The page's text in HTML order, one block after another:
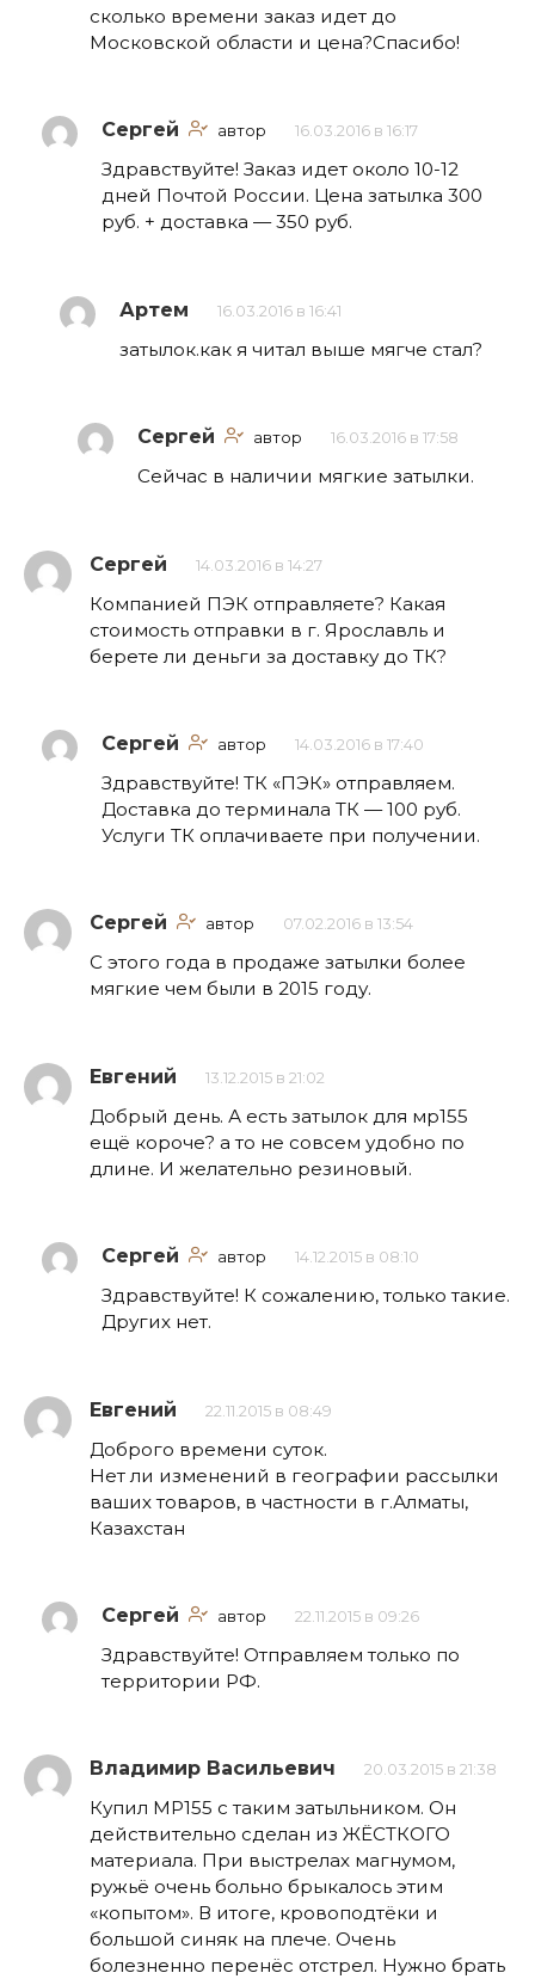
сколько времени заказ идет до
Московской области и цена?Спасибо!
Сергей автор 16.03.2016 в 16:17
Здравствуйте! Заказ идет около 10-12
дней Почтой России. Цена затылка 300
руб. + доставка — 350 руб.
Артем 16.03.2016 в 16:41
затылок.как я читал выше мягче стал?
Сергей автор 16.03.2016 в 17:58
Сейчас в наличии мягкие затылки.
Сергей 14.03.2016 в 14:27
Компанией ПЭК отправляете? Какая
стоимость отправки в г. Ярославль и
берете ли деньги за доставку до ТК?
Сергей автор 14.03.2016 в 17:40
Здравствуйте! ТК «ПЭК» отправляем.
Доставка до терминала ТК — 100 руб.
Услуги ТК оплачиваете при получении.
Сергей автор 07.02.2016 в 13:54
С этого года в продаже затылки более
мягкие чем были в 2015 году.
Евгений 13.12.2015 в 21:02
Добрый день. А есть затылок для мр155
ещё короче? а то не совсем удобно по
длине. И желательно резиновый.
Сергей автор 14.12.2015 в 08:10
Здравствуйте! К сожалению, только такие.
Других нет.
Евгений 22.11.2015 в 08:49
Доброго времени суток.
Нет ли изменений в географии рассылки
ваших товаров, в частности в г.Алматы,
Казахстан
Сергей автор 22.11.2015 в 09:26
Здравствуйте! Отправляем только по
территории РФ.
Владимир Васильевич 20.03.2015 в 21:38
Купил МР155 с таким затыльником. Он
действительно сделан из ЖЁСТКОГО
материала. При выстрелах магнумом,
ружьё очень больно брыкалось этим
«копытом». В итоге, кровоподтёки и
большой синяк на плече. Очень
болезненно перенёс отстрел. Нужно брать